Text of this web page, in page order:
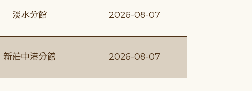
淡水分館 2026-08-07
新莊中港分館 2026-08-07